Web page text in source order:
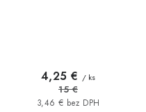
3,46 € bez DPH
4,25 € / ks
15 €